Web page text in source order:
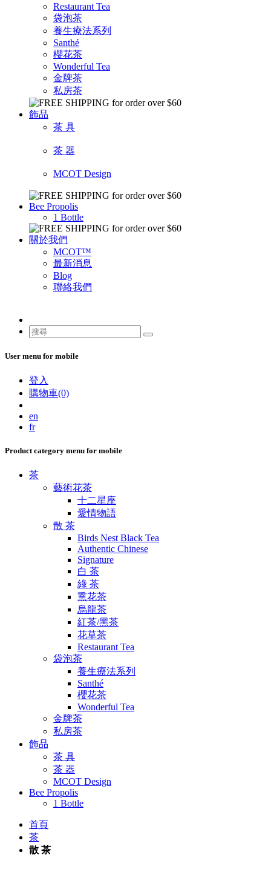
Restaurant Tea
袋泡茶
養生療法系列
Santhé
櫻花茶
Wonderful Tea
金牌茶
私房茶
飾品
茶 具
茶 器
MCOT Design
Bee Propolis
1 Bottle
關於我們
MCOT™
最新消息
Blog
聯絡我們
User menu for mobile
登入
購物車(0)
en
fr
Product category menu for mobile
茶
藝術花茶
十二星座
愛情物語
散 茶
Birds Nest Black Tea
Authentic Chinese
Signature
白 茶
綠 茶
熏花茶
烏龍茶
紅茶/黑茶
花草茶
Restaurant Tea
袋泡茶
養生療法系列
Santhé
櫻花茶
Wonderful Tea
金牌茶
私房茶
飾品
茶 具
茶 器
MCOT Design
Bee Propolis
1 Bottle
首頁
茶
散 茶